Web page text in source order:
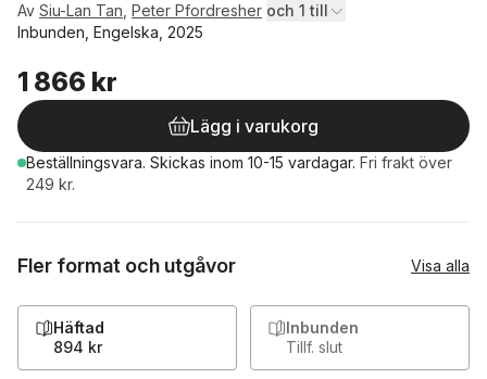
Av Siu-Lan Tan Peter Pfordresher och 1 till
Inbunden, Engelska, 2025
1 866 kr
Lägg i varukorg
Beställningsvara. Skickas inom 10-15 vardagar. Fri frakt över
249 kr.
Fler format och utgåvor Visa alla
Häftad
894 kr
Inbunden
Tillf. slut